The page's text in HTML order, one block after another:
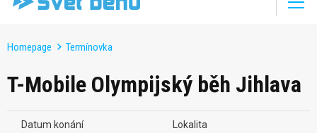
Homepage Termínovka
T-Mobile Olympijský běh Jihlava
Datum konání Lokalita